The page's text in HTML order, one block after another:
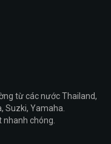
từ các nước Thailand,
Suzki, Yamaha.
nhanh chóng.